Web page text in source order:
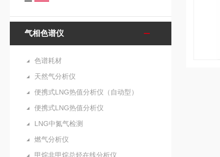
气相色谱仪
色谱耗材
天然气分析仪
便携式LNG热值分析仪（自动型）
便携式LNG热值分析仪
LNG中氮气检测
燃气分析仪
甲烷非甲烷总烃在线分析仪